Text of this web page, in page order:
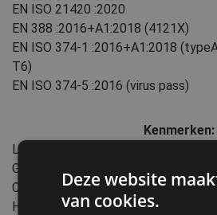
EN ISO 21420 :2020
EN 388 :2016+A1:2018 (4121X)
EN ISO 374-1 :2016+A1:2018
T6)
EN ISO 374-5 :2016 (virus pass)
Kenmerken:
Lengte: 35 cm
Gedipt gebied: Volledig
Chemische weerstand: T -
Hydrofluoric acid 40%, L - Sulphuric
Deze website
van cookies.